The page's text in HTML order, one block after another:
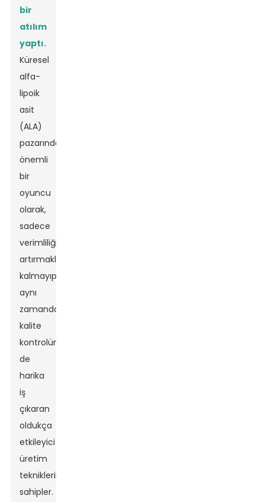
bir
atılım
yaptı.
Küresel
alfa-
lipoik
asit
(ALA)
pazarında
önemli
bir
oyuncu
olarak,
sadece
verimliliği
artırmakla
kalmayıp
aynı
zamanda
kalite
kontrolünde
de
harika
iş
çıkaran
oldukça
etkileyici
üretim
tekniklerine
sahipler.